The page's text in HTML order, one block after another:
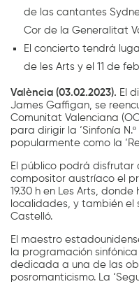
de las cantantes
Cor de la Generalitat
El concierto tendrá
de les Arts y el 11 de
València (03.02.2023). El
James Gaffigan, se
Comunitat Valenciana
para dirigir la ‘Sinfonía
popularmente como la
El público podrá
compositor austríaco el
19.30 h en Les Arts,
localidades, y también el
Castelló.
El maestro
la programación
dedicada a una de las
posromanticismo. La